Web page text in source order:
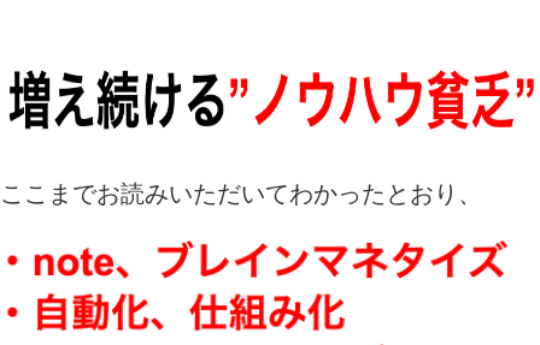
ここまでお読みいただいてわかったとおり、